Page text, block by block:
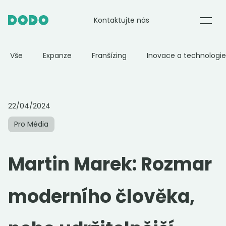
E-commerce
Restaurace
Kontaktujte nás
Vše Expanze Franšízing Inovace a technologie
22/04/2024
Pro Média
Martin Marek: Rozmar
moderního člověka,